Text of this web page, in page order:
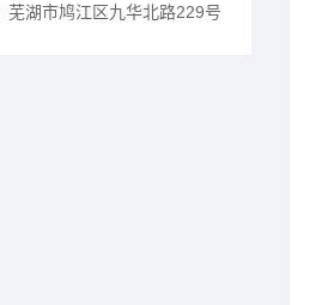
芜湖市鸠江区九华北路229号